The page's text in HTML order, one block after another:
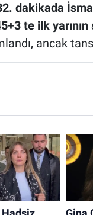
dakikada
te ilk
ancak